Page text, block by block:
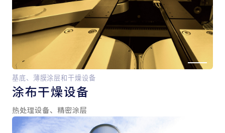
基底、薄膜涂层和干燥设备
涂布干燥设备
热处理设备、精密涂层